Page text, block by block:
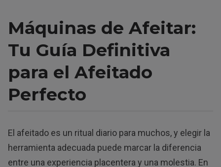
Máquinas de Afeitar:
Tu Guía Definitiva
para el Afeitado
Perfecto
El afeitado es un ritual diario para muchos, y elegir la
herramienta adecuada puede marcar la diferencia
entre una experiencia placentera y una molestia. En